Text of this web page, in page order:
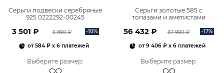
Серьги подвески серебряные
925 0222292-00245
3 501 ₽ 3 890 ₽ -10%
от584 ₽ x 6 платежей
Выберите размер:
Серьги золотые 585 с
топазами и аметистами
56 432 ₽ 67 990 ₽ -17%
от9 406 ₽x 6 платежей
Выберите размер: